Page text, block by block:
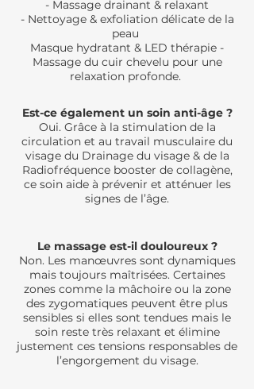
- Massage drainant & relaxant
- Nettoyage & exfoliation délicate de la
peau
Masque hydratant & LED thérapie -
Massage du cuir chevelu pour une
relaxation profonde.
Est-ce également un soin anti-âge ?
Oui. Grâce à la stimulation de la
circulation et au travail musculaire du
visage du Drainage du visage & de la
Radiofréquence booster de collagène,
ce soin aide à prévenir et atténuer les
signes de l’âge.
Le massage est-il douloureux ?
Non. Les manœuvres sont dynamiques
mais toujours maîtrisées. Certaines
zones comme la mâchoire ou la zone
des zygomatiques peuvent être plus
sensibles si elles sont tendues mais le
soin reste très relaxant et élimine
justement ces tensions responsables de
l’engorgement du visage.